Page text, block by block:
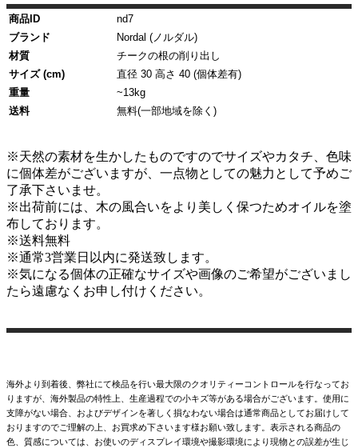
商品ID
nd7
ブランド
Nordal (ノルダル)
材質
チークの根の削り出し
サイズ (cm)
直径 30 高さ 40 (個体差有)
重量
~13kg
送料
無料(一部地域を除く)
※天然の素材を生かしたものですのでサイズやカタチ、色味
に個体差がございますが、一点物としての魅力として予めご
了承下さいませ。
※出荷前には、木の風合いをより美しく保つためオイルを塗
布しております。
※送料無料
※通常3営業日以内に発送致します。
※気になる個体の正確なサイズや画像のご希望がございまし
たら遠慮なくお申し付けください。
海外より到着後、弊社にて検品を行い最大限のクオリティーコントロールを行なってお
りますが、海外製品の特性上、生産過程での小キズ等がある場合がございます。使用に
支障がない場合、およびデザインを著しく損なわない場合は通常商品としてお届けして
おりますのでご理解の上、お買求め下さいます様お願い致します。表示される商品の
色、質感については、お使いのディスプレイ環境や撮影環境により現物との誤差が生じ